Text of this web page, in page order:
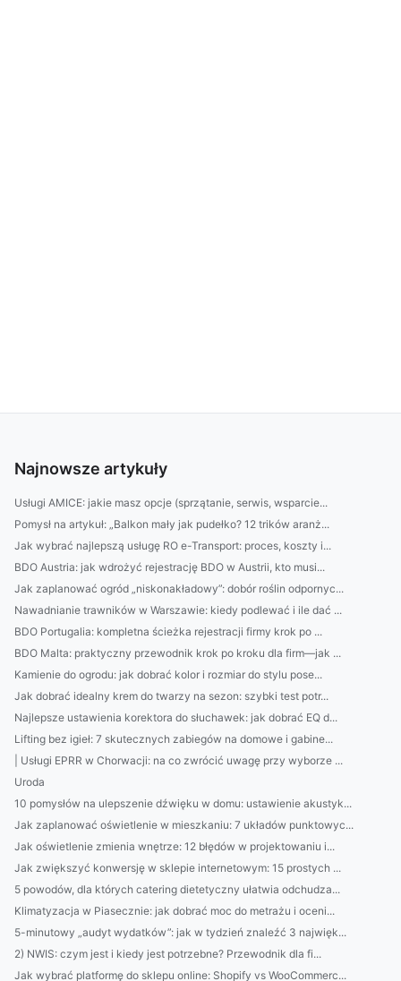
Najnowsze artykuły
Usługi AMICE: jakie masz opcje (sprzątanie, serwis, wsparcie...
Pomysł na artykuł: „Balkon mały jak pudełko? 12 trików aranż...
Jak wybrać najlepszą usługę RO e-Transport: proces, koszty i...
BDO Austria: jak wdrożyć rejestrację BDO w Austrii, kto musi...
Jak zaplanować ogród „niskonakładowy”: dobór roślin odpornyc...
Nawadnianie trawników w Warszawie: kiedy podlewać i ile dać ...
BDO Portugalia: kompletna ścieżka rejestracji firmy krok po ...
BDO Malta: praktyczny przewodnik krok po kroku dla firm—jak ...
Kamienie do ogrodu: jak dobrać kolor i rozmiar do stylu pose...
Jak dobrać idealny krem do twarzy na sezon: szybki test potr...
Najlepsze ustawienia korektora do słuchawek: jak dobrać EQ d...
Lifting bez igieł: 7 skutecznych zabiegów na domowe i gabine...
| Usługi EPRR w Chorwacji: na co zwrócić uwagę przy wyborze ...
Uroda
10 pomysłów na ulepszenie dźwięku w domu: ustawienie akustyk...
Jak zaplanować oświetlenie w mieszkaniu: 7 układów punktowyc...
Jak oświetlenie zmienia wnętrze: 12 błędów w projektowaniu i...
Jak zwiększyć konwersję w sklepie internetowym: 15 prostych ...
5 powodów, dla których catering dietetyczny ułatwia odchudza...
Klimatyzacja w Piasecznie: jak dobrać moc do metrażu i oceni...
5-minutowy „audyt wydatków”: jak w tydzień znaleźć 3 najwięk...
2) NWIS: czym jest i kiedy jest potrzebne? Przewodnik dla fi...
Jak wybrać platformę do sklepu online: Shopify vs WooCommerc...